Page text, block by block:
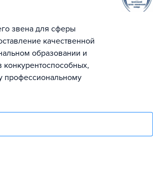
звена для сферы
качественной
образовании и
профессиональному